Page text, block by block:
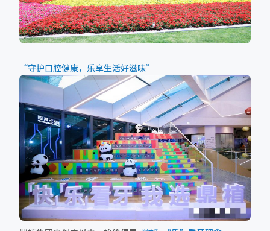
“守护口腔健康，乐享生活好滋味”